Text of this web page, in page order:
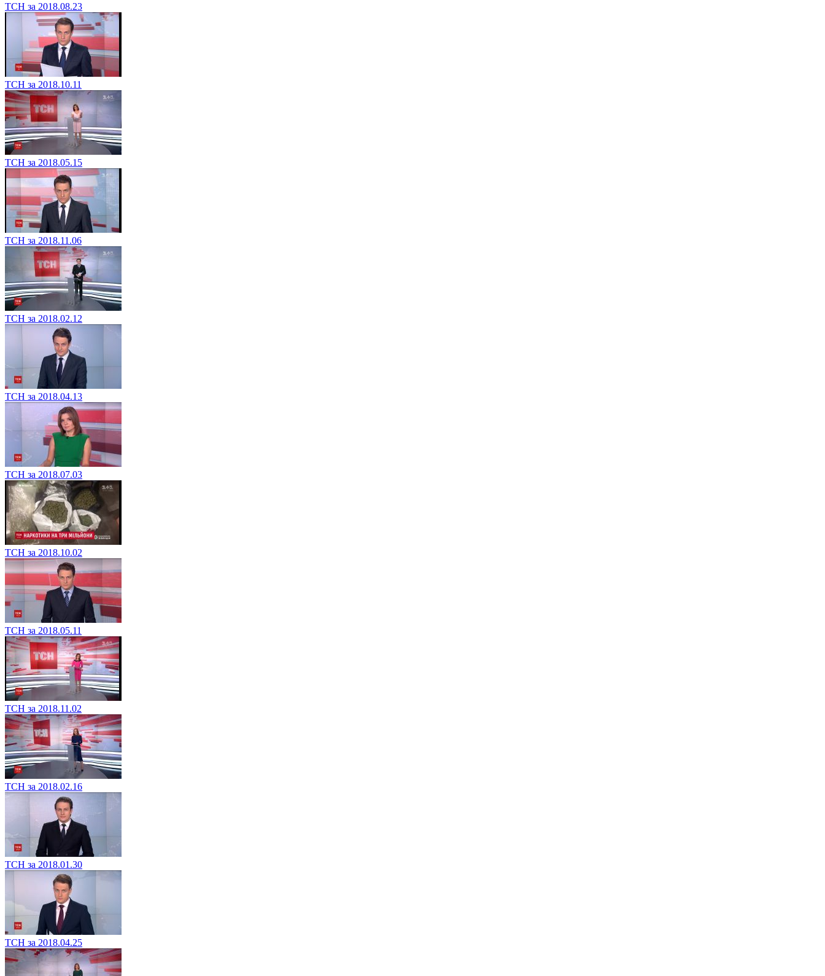
ТСН за 2018.08.23
ТСН за 2018.10.11
ТСН за 2018.05.15
ТСН за 2018.11.06
ТСН за 2018.02.12
ТСН за 2018.04.13
ТСН за 2018.07.03
ТСН за 2018.10.02
ТСН за 2018.05.11
ТСН за 2018.11.02
ТСН за 2018.02.16
ТСН за 2018.01.30
ТСН за 2018.04.25